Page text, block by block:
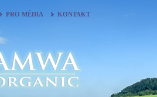
PRO MÉDIA KONTAKT